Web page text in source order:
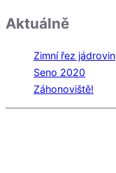
Aktuálně
Zimní řez jádrovin
Seno 2020
Záhonoviště!